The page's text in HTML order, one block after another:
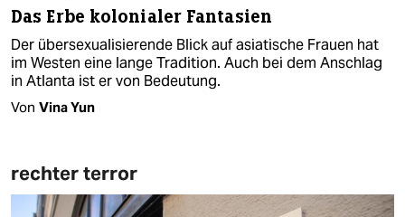
Das Erbe kolonialer Fantasien
Der übersexualisierende Blick auf asiatische Frauen hat
im Westen eine lange Tradition. Auch bei dem Anschlag
in Atlanta ist er von Bedeutung.
Von Vina Yun
rechter terror